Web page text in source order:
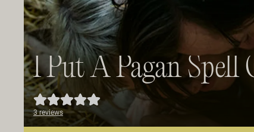
I Put A Pagan Spell
3 reviews